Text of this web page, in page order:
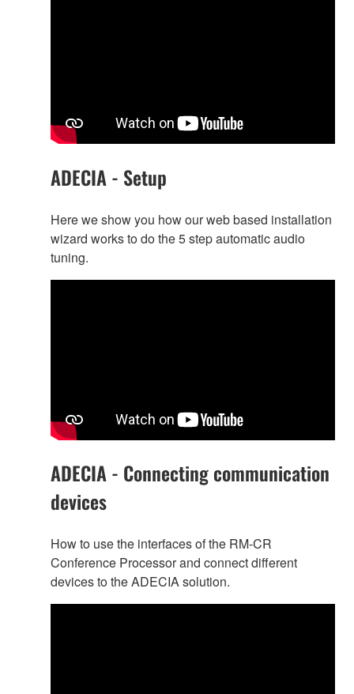
ADECIA - Setup
Here we show you how our web based installation
wizard works to do the 5 step automatic audio
tuning.
ADECIA - Connecting communication
devices
How to use the interfaces of the RM-CR
Conference Processor and connect different
devices to the ADECIA solution.